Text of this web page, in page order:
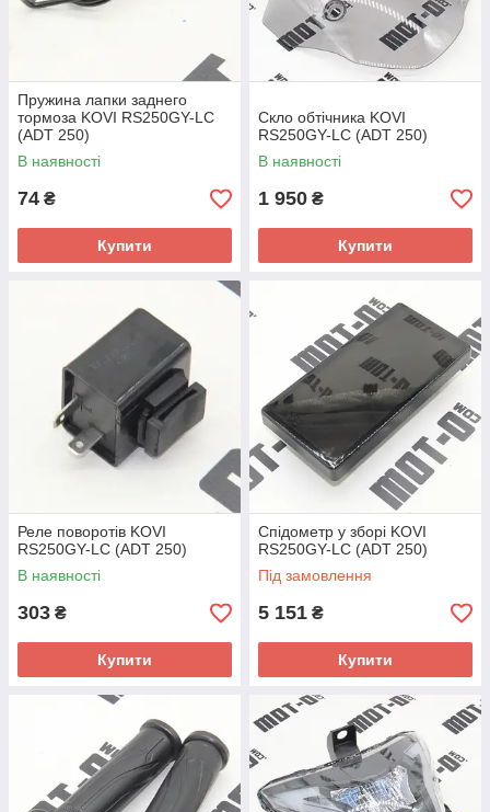
Пружина лапки заднего
тормоза KOVI RS250GY-LC
(ADT 250)
В наявності
74 ₴
Купити
Скло обтічника KOVI
RS250GY-LC (ADT 250)
В наявності
1 950 ₴
Купити
Реле поворотів KOVI
RS250GY-LC (ADT 250)
В наявності
303 ₴
Купити
Спідометр у зборі KOVI
RS250GY-LC (ADT 250)
Під замовлення
5 151 ₴
Купити